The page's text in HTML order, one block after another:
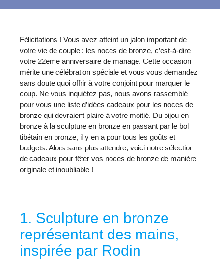
Félicitations ! Vous avez atteint un jalon important de
votre vie de couple : les noces de bronze, c’est-à-dire
votre 22ème anniversaire de mariage. Cette occasion
mérite une célébration spéciale et vous vous demandez
sans doute quoi offrir à votre conjoint pour marquer le
coup. Ne vous inquiétez pas, nous avons rassemblé
pour vous une liste d’idées cadeaux pour les noces de
bronze qui devraient plaire à votre moitié. Du bijou en
bronze à la sculpture en bronze en passant par le bol
tibétain en bronze, il y en a pour tous les goûts et
budgets. Alors sans plus attendre, voici notre sélection
de cadeaux pour fêter vos noces de bronze de manière
originale et inoubliable !
1. Sculpture en bronze
représentant des mains,
inspirée par Rodin